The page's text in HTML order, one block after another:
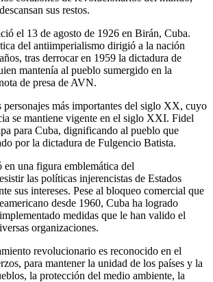
sus restos.
el 13 de agosto de 1926 en Birán, Cuba.
del antiimperialismo dirigió a la nación
tras derrocar en 1959 la dictadura de
mantenía al pueblo sumergido en la
de presa de AVN.
personajes más importantes del siglo XX, cuyo
se mantiene vigente en el siglo XXI. Fidel
para Cuba, dignificando al pueblo que
por la dictadura de Fulgencio Batista.
una figura emblemática del
las políticas injerencistas de Estados
sus intereses. Pese al bloqueo comercial que
desde 1960, Cuba ha logrado
medidas que le han valido el
organizaciones.
revolucionario es reconocido en el
para mantener la unidad de los países y la
la protección del medio ambiente, la